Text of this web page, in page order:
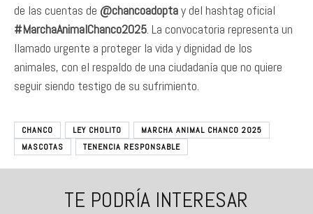
de las cuentas de @chancoadoptay del hashtag oficial
#MarchaAnimalChanco2025 . La convocatoria representa un
llamado urgente a proteger la vida y dignidad de los
animales, con el respaldo de una ciudadanía que no quiere
seguir siendo testigo de su sufrimiento.
CHANCO LEY CHOLITO
MARCHA ANIMAL CHANCO 2025
MASCOTAS
TENENCIA RESPONSABLE
TE PODRÍA INTERESAR